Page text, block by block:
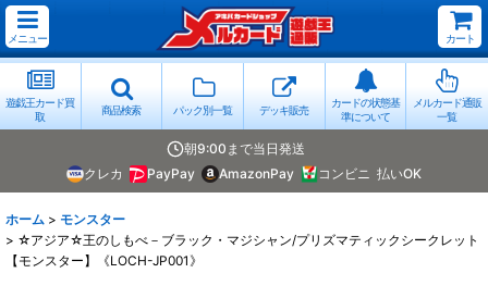
メニュー カート
遊戯王カード買
取
商品検索 パック別一覧 デッキ販売
カードの状態基
準について
メルカード通販
一覧
朝9:00まで当日発送
クレカ
PayPay AmazonPay コンビニ 払いOK
ホーム > モンスター
> ☆アジア☆王のしもべ－ブラック・マジシャン/プリズマティックシークレット
【モンスター】《LOCH-JP001》